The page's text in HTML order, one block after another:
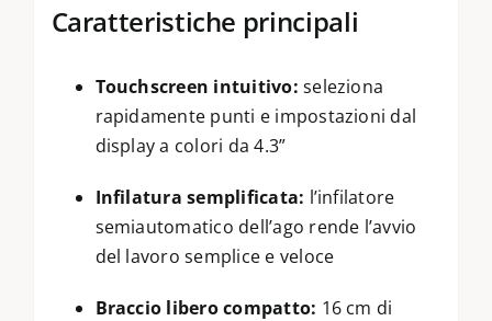
Caratteristiche principali
Touchscreen intuitivo: seleziona
rapidamente punti e impostazioni dal
display a colori da 4.3”
Infilatura semplificata: l’infilatore
semiautomatico dell’ago rende l’avvio
del lavoro semplice e veloce
Braccio libero compatto: 16 cm di